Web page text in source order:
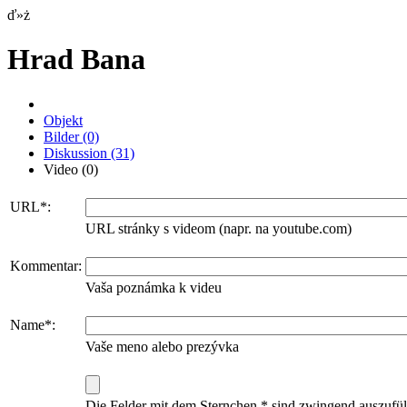
ď»ż
Hrad Bana
Objekt
Bilder(0)
Diskussion (31)
Video (0)
URL*:
URL stránky s videom (napr. na youtube.com)
Kommentar:
Vaša poznámka k videu
Name*:
Vaše meno alebo prezývka